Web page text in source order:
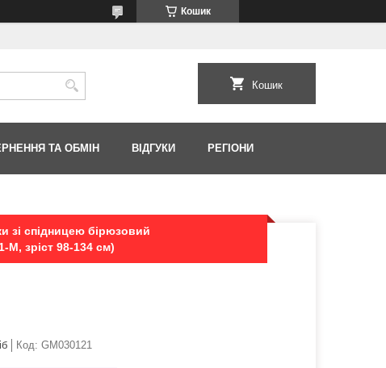
Кошик
Кошик
ТА ОБМІН ВІДГУКИ РЕГІОНИ
зі спідницею бірюзовий
M, зріст 98-134 см)
Код: GM030121